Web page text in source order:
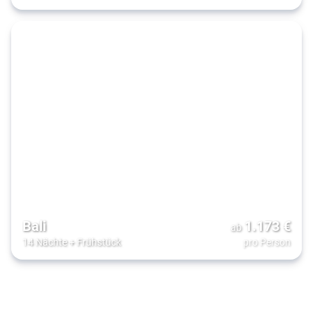
Bali
14 Nächte+ Frühstück
ab 1.173€
pro Person